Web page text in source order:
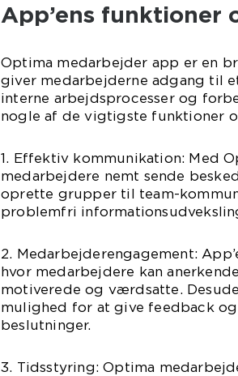
App’ens funktioner
Optima medarbejder app er en
giver medarbejderne adgang til
interne arbejdsprocesser og
nogle af de vigtigste funktioner
1. Effektiv kommunikation: Med
medarbejdere nemt sende
oprette grupper til team-
problemfri
2. Medarbejderengagement:
hvor medarbejdere kan
motiverede og værdsatte.
mulighed for at give feedback
beslutninger.
3. Tidsstyring: Optima